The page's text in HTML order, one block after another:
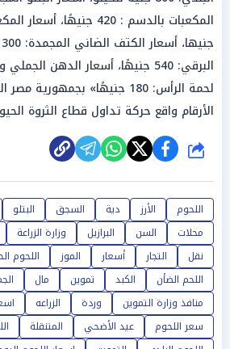
لحمة الرأس: 180 جنيهًا»
الأرقام واقع حركة تداول قطاع الثروة
شارك
اللحوم الأرز دية السجق البتلو
محلات
السن البرازيل وزارة الزراعة
نقل
التجار أسعار الموز اللحوم
اللحم الضأن
الكبد تموين مال
منافذ وزارة التموين
وردة الزراعه
سعر اللحوم
عيد الأضحي المتنقلة